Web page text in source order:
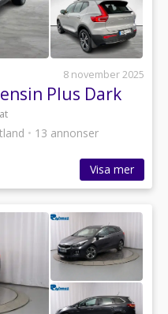
8 november 2025
Plus Dark
• 13 annonser
Visa mer